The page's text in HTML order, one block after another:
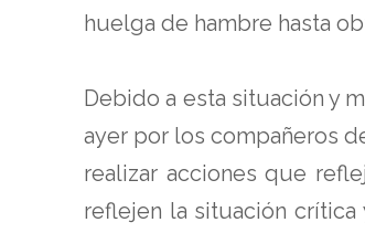
huelga de hambre hasta
Debido a esta situación y
ayer por los compañeros
realizar acciones que
reflejen la situación